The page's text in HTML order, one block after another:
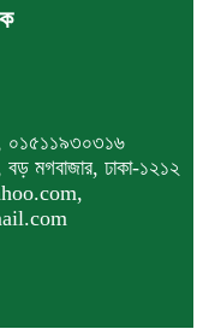
০১৫১১৯৩০৩১৬
বড় মগবাজার, ঢাকা-১২১২